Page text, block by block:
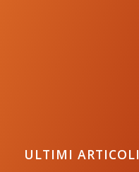
ULTIMI ARTICOLI